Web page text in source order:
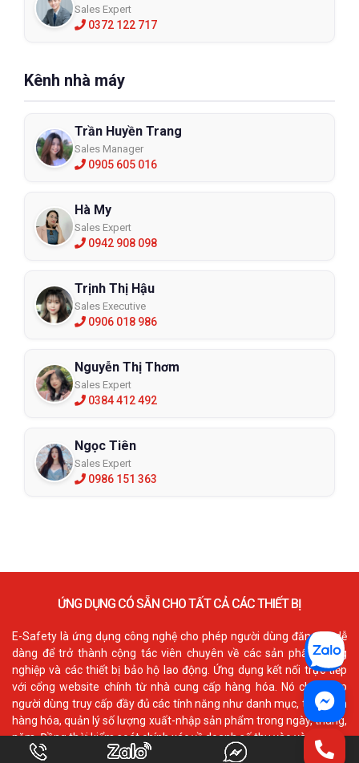
Sales Expert
0372 122 717
Kênh nhà máy
Trần Huyền Trang
Sales Manager
0905 605 016
Hà My
Sales Expert
0942 908 098
Trịnh Thị Hậu
Sales Executive
0906 018 986
Nguyễn Thị Thơm
Sales Expert
0384 412 492
Ngọc Tiên
Sales Expert
0986 151 363
ỨNG DỤNG CÓ SẴN CHO TẤT CẢ CÁC THIẾT BỊ
E-Safety là ứng dụng công nghệ cho phép người dùng đăng ký dễ
dàng để trở thành cộng tác viên chuyên về các sản phẩm công
nghiệp và các thiết bị bảo hộ lao động. Ứng dụng kết nối trực tiếp
với cổng website chính từ nhà cung cấp hàng hóa. Nó cho phép
người dùng truy cấp đầy đủ các tính năng như danh mục, thông tin
hàng hóa, quản lý số lượng xuất-nhập sản phẩm trong ngày, tháng,
năm. Đồng thời kiểm soát chính xác về doanh số thu vào và ra.